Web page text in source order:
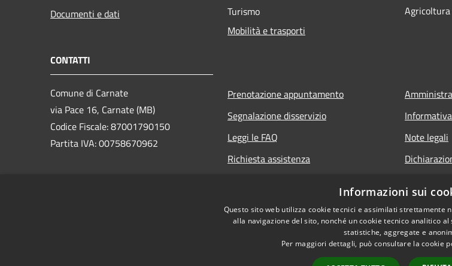
Documenti e dati
Turismo
Mobilità e trasporti
Agricoltura
CONTATTI
Comune di Carnate
via Pace 16, Carnate (MB)
Codice Fiscale: 87001790150
Partita IVA: 00758670962
Prenotazione appuntamento
Segnalazione disservizio
Leggi le FAQ
Richiesta assistenza
Note legali
Informazioni sui
Questo sito web utilizza cookie tecnici e assimilati strettamente
alla navigazione del sito, nonché un cookie tecnico analitico
statistiche, aggregate e
Per maggiori dettagli, può consultare la cookie